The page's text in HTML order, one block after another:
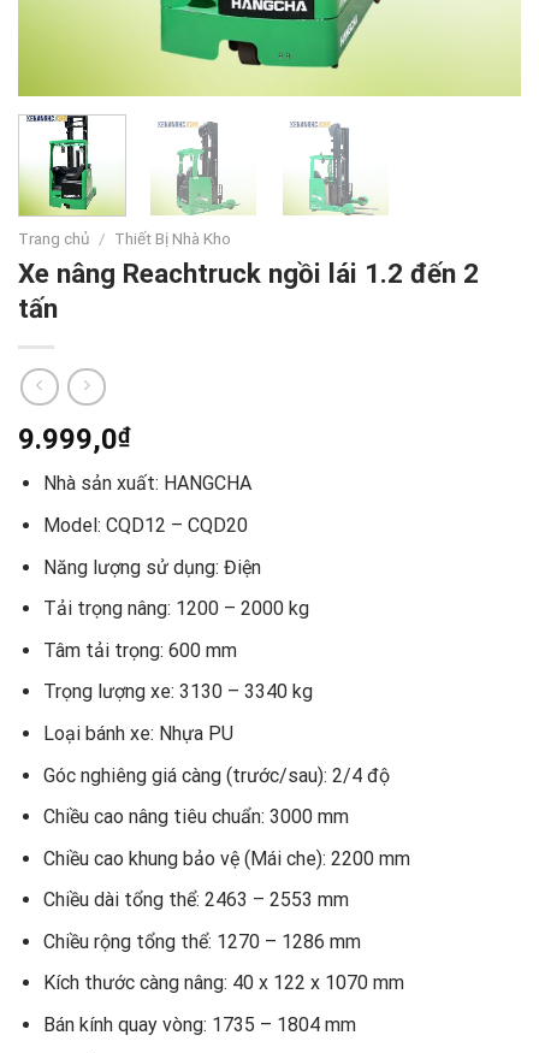
Trang chủ / Thiết Bị Nhà Kho
Xe nâng Reachtruck ngồi lái 1.2 đến 2
tấn
9.999,0₫
Nhà sản xuất: HANGCHA
Model: CQD12 – CQD20
Năng lượng sử dụng: Điện
Tải trọng nâng: 1200 – 2000 kg
Tâm tải trọng: 600 mm
Trọng lượng xe: 3130 – 3340 kg
Loại bánh xe: Nhựa PU
Góc nghiêng giá càng (trước/sau): 2/4 độ
Chiều cao nâng tiêu chuẩn: 3000 mm
Chiều cao khung bảo vệ (Mái che): 2200 mm
Chiều dài tổng thể: 2463 – 2553 mm
Chiều rộng tổng thể: 1270 – 1286 mm
Kích thước càng nâng: 40 x 122 x 1070 mm
Bán kính quay vòng: 1735 – 1804 mm